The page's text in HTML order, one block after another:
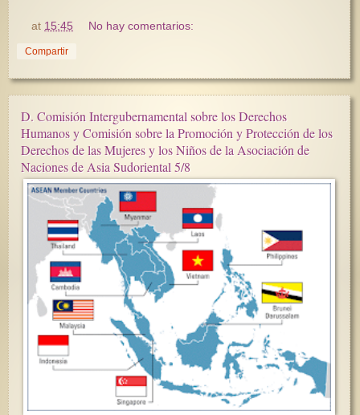
at 15:45 No hay comentarios:
Compartir
D. Comisión Intergubernamental sobre los Derechos
Humanos y Comisión sobre la Promoción y Protección de los
Derechos de las Mujeres y los Niños de la Asociación de
Naciones de Asia Sudoriental 5/8